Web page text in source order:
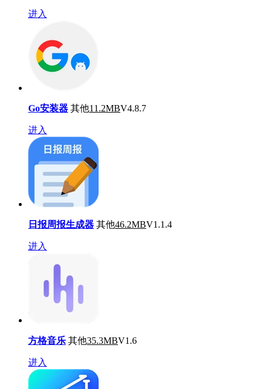
进入
Go安装器 其他11.2MBV4.8.7
进入
日报周报生成器 其他46.2MBV1.1.4
进入
方格音乐 其他35.3MBV1.6
进入